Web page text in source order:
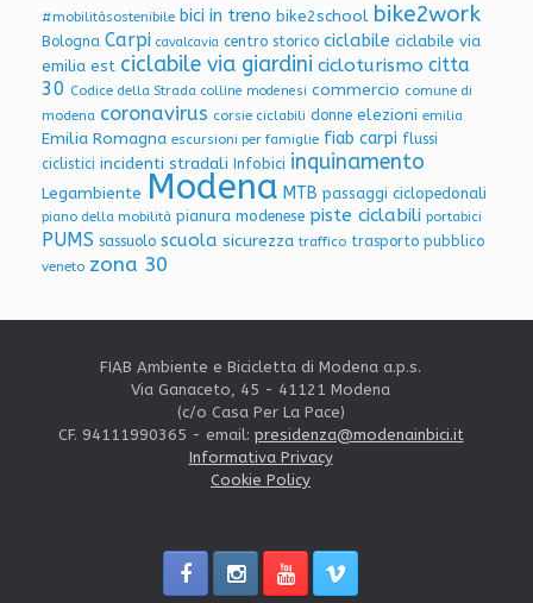
#mobilitàsostenibile bici in treno bike2school bike2work
Bologna Carpi cavalcavia centro storico ciclabile ciclabile via
emilia est ciclabile via giardini cicloturismo citta
30 Codice della Strada colline modenesi commercio comune di
modena coronavirus corsie ciclabili donne elezioni emilia
Emilia Romagna escursioni per famiglie fiab carpi flussi
ciclistici incidenti stradali Infobici inquinamento
Legambiente Modena MTB passaggi ciclopedonali
piano della mobilità pianura modenese piste ciclabili portabici
PUMS sassuolo scuola sicurezza traffico trasporto pubblico
veneto zona 30
FIAB Ambiente e Bicicletta di Modena a.p.s.
Via Ganaceto, 45 - 41121 Modena
(c/o Casa Per La Pace)
CF. 94111990365 - email: presidenza@modenainbici.it
Informativa Privacy
Cookie Policy